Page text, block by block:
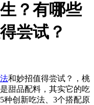
？有哪些
尝试？
和妙招值得尝试？，桃
甜品配料，其实它的吃
种创新吃法、3个搭配原